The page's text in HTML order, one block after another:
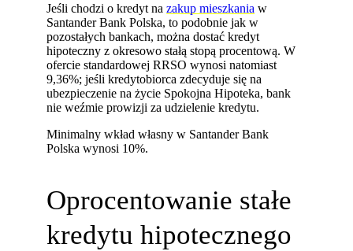
Jeśli chodzi o kredyt nazakup mieszkania w
Santander Bank Polska, to podobnie jak w
pozostałych bankach, można dostać kredyt
hipoteczny z okresowo stałą stopą procentową. W
ofercie standardowej RRSO wynosi natomiast
9,36%; jeśli kredytobiorca zdecyduje się na
ubezpieczenie na życie Spokojna Hipoteka, bank
nie weźmie prowizji za udzielenie kredytu.
Minimalny wkład własny w Santander Bank
Polska wynosi 10%.
Oprocentowanie stałe
kredytu hipotecznego